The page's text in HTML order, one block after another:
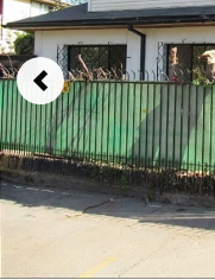
Previous